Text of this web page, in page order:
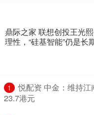
鼎际之家 联想创投王光
理性，“硅基智能”仍是长
1
悦配资 中金：维持
23.7港元